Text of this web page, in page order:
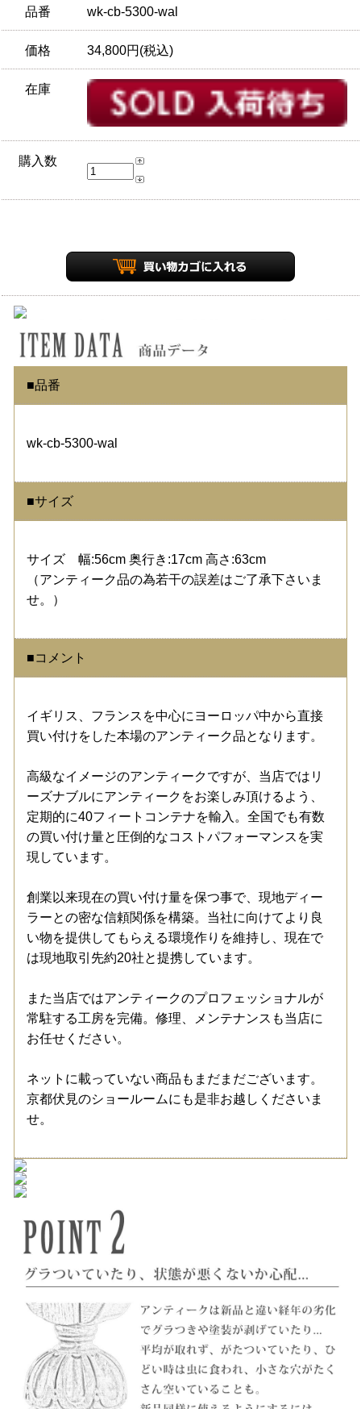
品番 wk-cb-5300-wal
価格 34,800円(税込)
在庫
購入数
■品番
wk-cb-5300-wal
■サイズ
サイズ 幅:56cm 奥行き:17cm 高さ:63cm
（アンティーク品の為若干の誤差はご了承下さいま
せ。）
■コメント
イギリス、フランスを中心にヨーロッパ中から直接
買い付けをした本場のアンティーク品となります。
高級なイメージのアンティークですが、当店ではリ
ーズナブルにアンティークをお楽しみ頂けるよう、
定期的に40フィートコンテナを輸入。全国でも有数
の買い付け量と圧倒的なコストパフォーマンスを実
現しています。
創業以来現在の買い付け量を保つ事で、現地ディー
ラーとの密な信頼関係を構築。当社に向けてより良
い物を提供してもらえる環境作りを維持し、現在で
は現地取引先約20社と提携しています。
また当店ではアンティークのプロフェッショナルが
常駐する工房を完備。修理、メンテナンスも当店に
お任せください。
ネットに載っていない商品もまだまだございます。
京都伏見のショールームにも是非お越しくださいま
せ。